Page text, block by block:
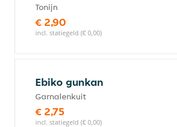
Tonijn
€ 2,90
incl. statiegeld (€ 0,00)
Ebiko gunkan
Garnalenkuit
€ 2,75
incl. statiegeld (€ 0,00)